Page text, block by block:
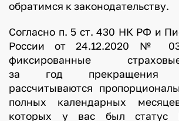
обратимся к законодательству.
Согласно п. 5 ст. 430 НК РФ и
России от 24.12.2020 №
фиксированные
за год прекращения
рассчитываются
полных календарных
которых у вас был